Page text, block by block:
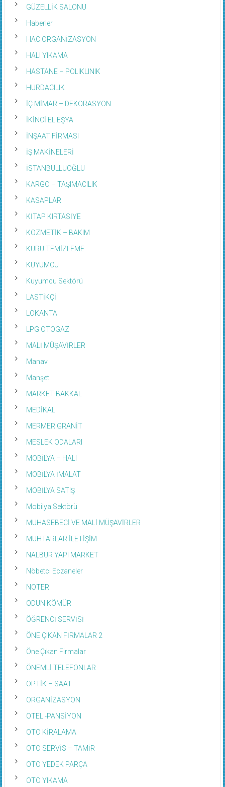
GÜZELLİK SALONU
Haberler
HAC ORGANİZASYON
HALI YIKAMA
HASTANE – POLIKLINIK
HURDACILIK
İÇ MİMAR – DEKORASYON
İKİNCİ EL EŞYA
İNŞAAT FİRMASI
İŞ MAKİNELERİ
İSTANBULLUOĞLU
KARGO – TAŞIMACILIK
KASAPLAR
KİTAP KIRTASİYE
KOZMETİK – BAKIM
KURU TEMİZLEME
KUYUMCU
Kuyumcu Sektörü
LASTİKÇİ
LOKANTA
LPG OTOGAZ
MALİ MÜŞAVİRLER
Manav
Manşet
MARKET BAKKAL
MEDİKAL
MERMER GRANİT
MESLEK ODALARI
MOBİLYA – HALI
MOBİLYA İMALAT
MOBİLYA SATIŞ
Mobilya Sektörü
MUHASEBECİ VE MALİ MÜŞAVİRLER
MUHTARLAR İLETİŞİM
NALBUR YAPI MARKET
Nöbetci Eczaneler
NOTER
ODUN KÖMÜR
ÖĞRENCİ SERVİSİ
ÖNE ÇIKAN FİRMALAR 2
Öne Çıkan Firmalar
ÖNEMLİ TELEFONLAR
OPTİK – SAAT
ORGANİZASYON
OTEL -PANSİYON
OTO KİRALAMA
OTO SERVİS – TAMİR
OTO YEDEK PARÇA
OTO YIKAMA